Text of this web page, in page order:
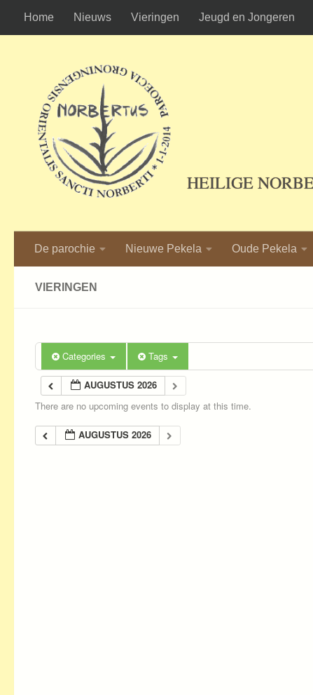
Ga naar de inhoud
Home Nieuws Vieringen Jeugd en Jongeren
HEILIGE
De parochie Nieuwe Pekela Oude Pekela
VIERINGEN
Categories Tags
AUGUSTUS 2026
There are no upcoming events to display at this time.
AUGUSTUS 2026